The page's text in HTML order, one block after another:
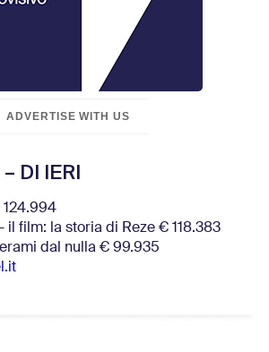
ADVERTISE WITH US
DI IERI
124.994
il film: la storia di Reze € 118.383
dal nulla € 99.935